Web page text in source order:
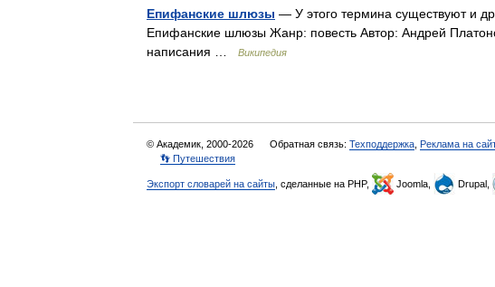
Епифанские шлюзы — У этого термина существуют и
Епифанские шлюзы Жанр: повесть Автор: Андрей
написания …
Википедия
© Академик, 2000-2026 Обратная связь: Техподдержка Реклама на
👣 Путешествия
Экспорт словарей на сайты , сделанные на PHP, Joomla, Drupal,